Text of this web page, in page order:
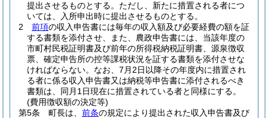
提出させるものとする。 ただし、新たに措置される者につ
いては、入所申出時に提出させるものとする。
2
前項の収入申告書には毎年の収入額及び必要経費の額を証
する書類を添付させ、また、農政申告書には、当該年度の
市町村民税証明書及び前年の所得税納税証明書、源泉徴収
票、確定申告所の控等課税状況を証する書類を添付させな
ければならない。 なお、7月2日以降その年度内に措置され
る者に係る収入申告書又は納税等申告書に添付されるべき
書類は、同月1日現在に措置されている者と同様にする。
(費用徴収額の決定等)
第5条
町長は、 前条の規定により提出された収入申告書及び